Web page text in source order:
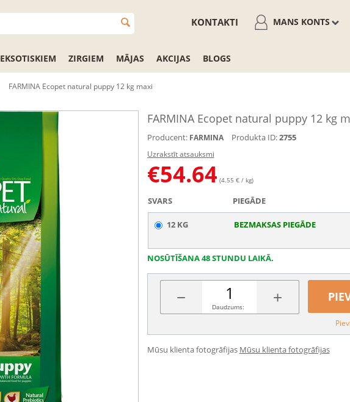
MANS KONTS
KONTAKTI
EKSOTISKIEM ZIRGIEM MĀJAS AKCIJAS BLOGS
FARMINA Ecopet natural puppy 12 kg maxi
FARMINA Ecopet natural puppy 12 kg
Producent: FARMINA Produkta ID:2755
Uzrakstīt atsauksmi
€54.64 (4.55 € / kg)
SVARS PIEGĀDE
12 KG BEZMAKSAS PIEGĀDE
NOSŪTĪŠANA 48 STUNDU LAIKĀ.
− +
Daudzums:
Mūsu klienta fotogrāfijas Mūsu klienta fotogrāfijas